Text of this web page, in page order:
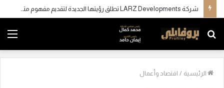
شركة LARZ Developments تطلق رؤيتها الجديدة لتقديم مفهوم متكامل للتطوير العقاري في مصر
بحث
عن
الرئيسية / اقتصاد وأعمال